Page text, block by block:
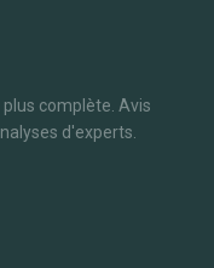
plus complète. Avis
d'experts.